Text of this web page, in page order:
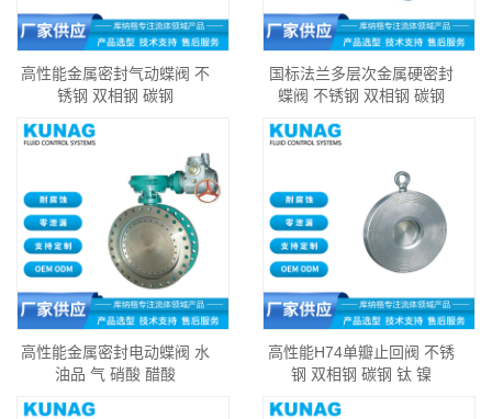
高性能金属密封气动蝶阀 不
锈钢 双相钢 碳钢
国标法兰多层次金属硬密封
蝶阀 不锈钢 双相钢 碳钢
高性能金属密封电动蝶阀 水
油品 气 硝酸 醋酸
高性能H74单瓣止回阀 不锈
钢 双相钢 碳钢 钛 镍